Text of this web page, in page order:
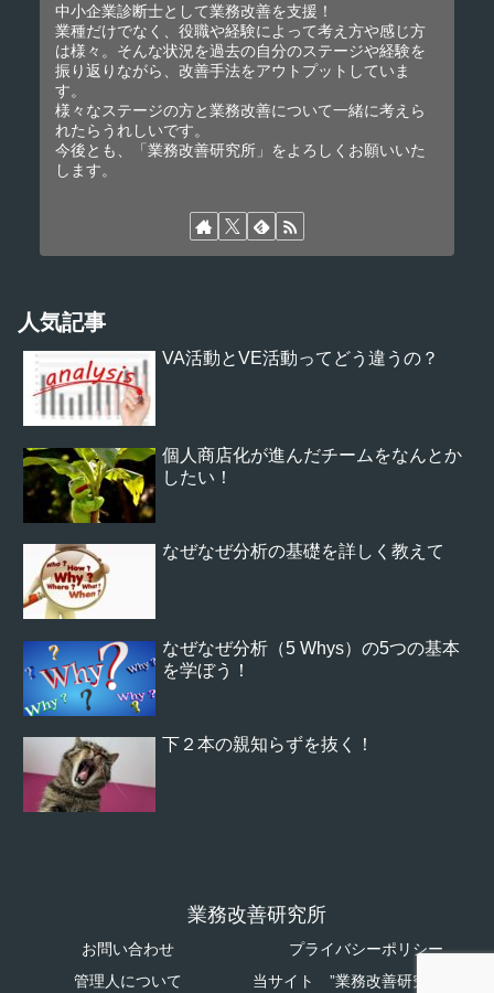
中小企業診断士として業務改善を支援！
業種だけでなく、役職や経験によって考え方や感じ方
は様々。そんな状況を過去の自分のステージや経験を
振り返りながら、改善手法をアウトプットしていま
す。
様々なステージの方と業務改善について一緒に考えら
れたらうれしいです。
今後とも、「業務改善研究所」をよろしくお願いいた
します。
人気記事
VA活動とVE活動ってどう違うの？
個人商店化が進んだチームをなんとか
したい！
なぜなぜ分析の基礎を詳しく教えて
なぜなぜ分析（5 Whys）の5つの基本
を学ぼう！
下２本の親知らずを抜く！
業務改善研究所
お問い合わせ
プライバシーポリシー
管理人について
当サイト ”業務改善研究所”につ